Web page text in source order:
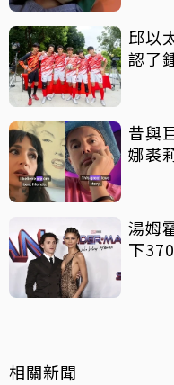
邱以
認了
昔與
娜裘
湯姆
下
相關新聞